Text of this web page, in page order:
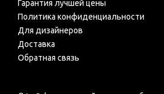
Гарантия лучшей цены
Политика конфиденциальности
Для дизайнеров
Доставка
Обратная связь